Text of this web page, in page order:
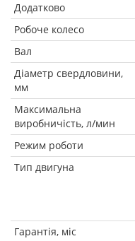
Додатково
Робоче колесо
Вал
Діаметр свердловини,
мм
Максимальна
виробничість, л/мин
Режим роботи
Тип двигуна
Гарантія, міс